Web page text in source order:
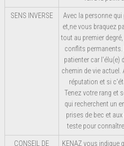
SENS INVERSE
Avec la personne
et,ne vous braquez
tout au premier
conflits
patienter car l'élu(e)
chemin de vie actuel.
réputation et si
Tenez votre rang et
qui recherchent un
prises de bec et
teste pour
CONSEIL DE KENAZ vous indique